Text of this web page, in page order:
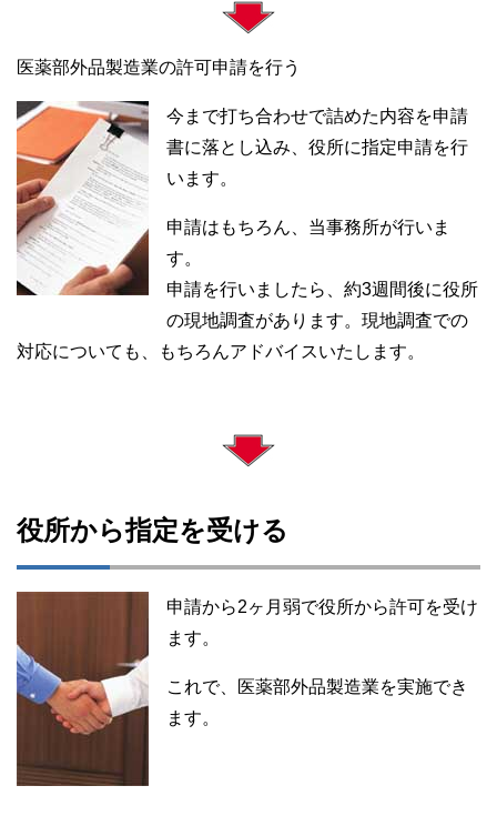
医薬部外品製造業の許可申請を行う
今まで打ち合わせで詰めた内容を申請
書に落とし込み、役所に指定申請を行
います。
申請はもちろん、当事務所が行いま
す。
申請を行いましたら、約3週間後に役所
の現地調査があります。現地調査での
対応についても、もちろんアドバイスいたします。
役所から指定を受ける
申請から2ヶ月弱で役所から許可を受け
ます。
これで、医薬部外品製造業を実施でき
ます。